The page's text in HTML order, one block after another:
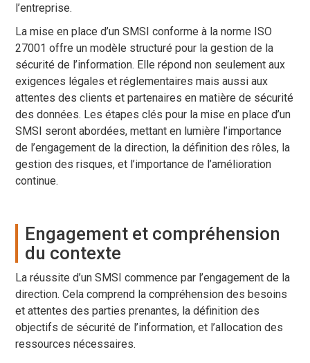
l’entreprise.
La mise en place d’un SMSI conforme à la norme ISO
27001 offre un modèle structuré pour la gestion de la
sécurité de l’information. Elle répond non seulement aux
exigences légales et réglementaires mais aussi aux
attentes des clients et partenaires en matière de sécurité
des données. Les étapes clés pour la mise en place d’un
SMSI seront abordées, mettant en lumière l’importance
de l’engagement de la direction, la définition des rôles, la
gestion des risques, et l’importance de l’amélioration
continue.
Engagement et compréhension
du contexte
La réussite d’un SMSI commence par l’engagement de la
direction. Cela comprend la compréhension des besoins
et attentes des parties prenantes, la définition des
objectifs de sécurité de l’information, et l’allocation des
ressources nécessaires.